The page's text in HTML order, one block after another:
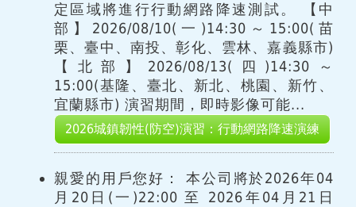
定區域將進行行動網路降速測試。 【中
部】2026/08/10(一)14:30～15:00(苗
栗、臺中、南投、彰化、雲林、嘉義縣市)
【北部】2026/08/13(四)14:30～
15:00(基隆、臺北、新北、桃園、新竹、
宜蘭縣市) 演習期間，即時影像可能...
2026城鎮韌性(防空)演習：行動網路降速演練
親愛的用戶您好： 本公司將於2026年04
月20日(一)22:00 至 2026年04月21日